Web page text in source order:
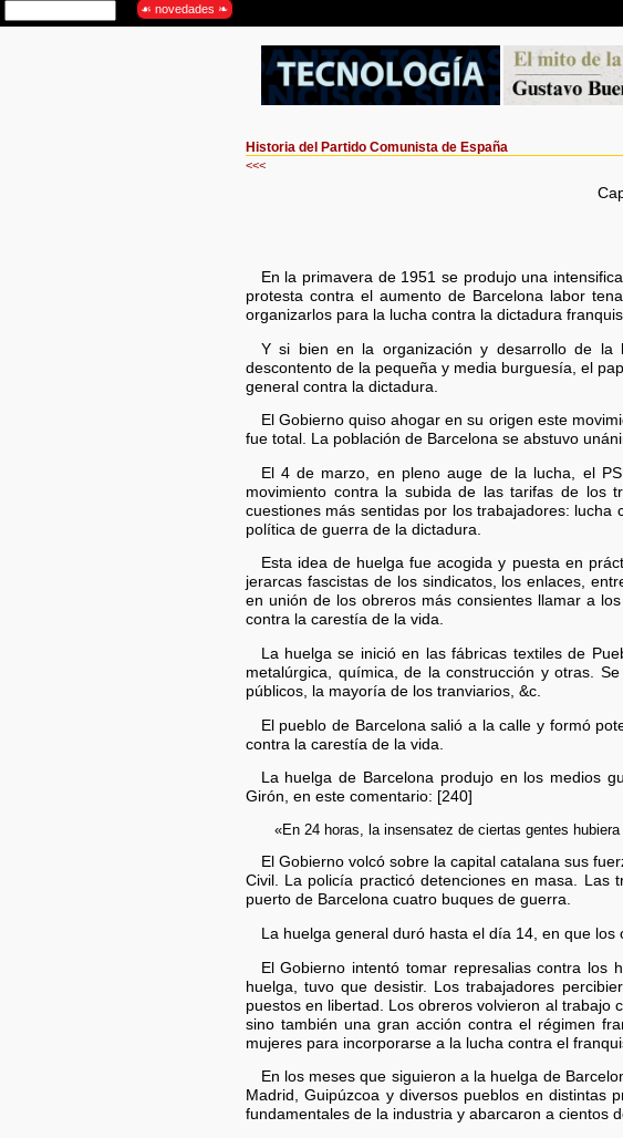
Historia del Partido Comunista de España
<<<
En la primavera de 1951 se produjo una
protesta contra el aumento de Barcelona labor
organizarlos para la lucha contra la dictadura
Y si bien en la organización y desarrollo de la
descontento de la pequeña y media burguesía, el
general contra la dictadura.
El Gobierno quiso ahogar en su origen este
fue total. La población de Barcelona se abstuvo
El 4 de marzo, en pleno auge de la lucha, el
movimiento contra la subida de las tarifas de los
cuestiones más sentidas por los trabajadores:
política de guerra de la dictadura.
Esta idea de huelga fue acogida y puesta en
jerarcas fascistas de los sindicatos, los enlaces,
en unión de los obreros más consientes llamar a
contra la carestía de la vida.
La huelga se inició en las fábricas textiles de
metalúrgica, química, de la construcción y otras.
públicos, la mayoría de los tranviarios, &c.
El pueblo de Barcelona salió a la calle y formó
contra la carestía de la vida.
La huelga de Barcelona produjo en los medios
Girón, en este comentario: [240]
«En 24 horas, la insensatez de ciertas gentes
El Gobierno volcó sobre la capital catalana sus
Civil. La policía practicó detenciones en masa. Las
puerto de Barcelona cuatro buques de guerra.
La huelga general duró hasta el día 14, en que
El Gobierno intentó tomar represalias contra
huelga, tuvo que desistir. Los trabajadores
puestos en libertad. Los obreros volvieron al trabajo
sino también una gran acción contra el régimen
mujeres para incorporarse a la lucha contra el
En los meses que siguieron a la huelga de
Madrid, Guipúzcoa y diversos pueblos en distintas
fundamentales de la industria y abarcaron a cientos